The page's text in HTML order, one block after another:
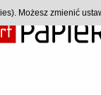
Możesz zmienić